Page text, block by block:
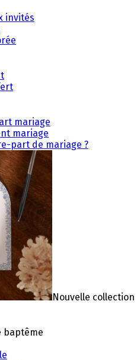
invités
mariage
mariage
part de mariage ?
Nouvelle collection
baptême